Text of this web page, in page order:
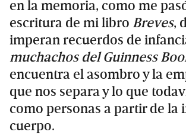
en la memoria, como me
escritura de mi libro Breves,
imperan recuerdos de
muchachos del Guinness
encuentra el asombro y la
que nos separa y lo que
como personas a partir de la
cuerpo.